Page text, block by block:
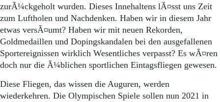
zurÃ¼ckgeholt wurden. Dieses Innehaltens lÃ¤sst uns Zeit
zum Luftholen und Nachdenken. Haben wir in diesem Jahr
etwas versÃ¤umt? Haben wir mit neuen Rekorden,
Goldmedaillen und Dopingskandalen bei den ausgefallenen
Sportereignissen wirklich Wesentliches verpasst? Es wÃ¤ren
doch nur die Ã¼blichen sportlichen Eintagsfliegen gewesen.
Diese Fliegen, das wissen die Auguren, werden
wiederkehren. Die Olympischen Spiele sollen nun 2021 in